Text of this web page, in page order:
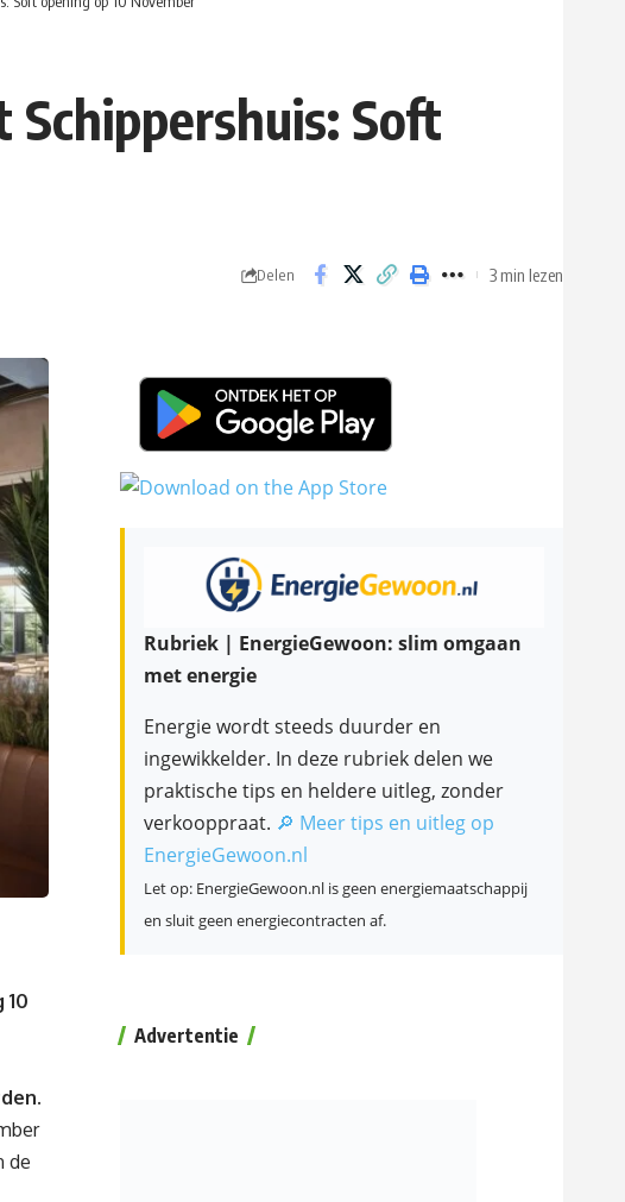
Soft
Delen 3 min lezen
de
Rubriek | EnergieGewoon: slim omgaan
met energie
Energie wordt steeds duurder en
ingewikkelder. In deze rubriek delen we
praktische tips en heldere uitleg, zonder
verkooppraat. 🔎 Meer tips en uitleg op
EnergieGewoon.nl
Let op: EnergieGewoon.nl is geen energiemaatschappij
en sluit geen energiecontracten af.
Advertentie